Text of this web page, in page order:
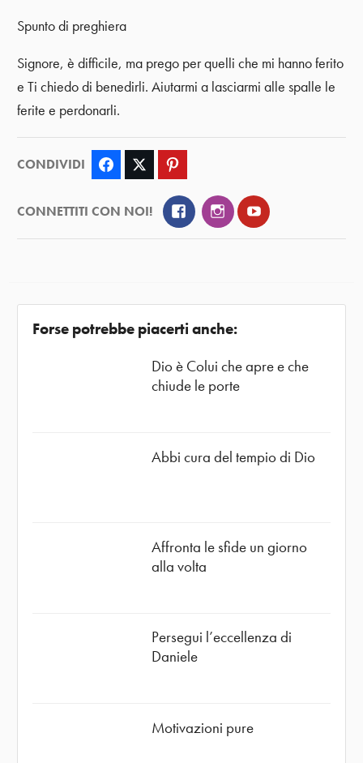
Spunto di preghiera
Signore, è difficile, ma prego per quelli che mi hanno ferito
e Ti chiedo di benedirli. Aiutarmi a lasciarmi alle spalle le
ferite e perdonarli.
CONDIVIDI Facebook Twitter
CONNETTITI CON NOI! FacebookInstagramYouTube
Forse potrebbe piacerti anche:
Dio è Colui che apre e che
chiude le porte
Abbi cura del tempio di Dio
Affronta le sfide un giorno
alla volta
Persegui l’eccellenza di
Daniele
Motivazioni pure